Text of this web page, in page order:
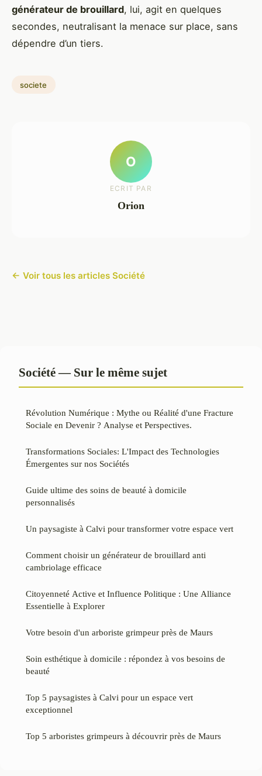
générateur de brouillard, lui, agit en quelques
secondes, neutralisant la menace sur place, sans
dépendre d’un tiers.
societe
O
ECRIT PAR
Orion
← Voir tous les articles Société
Société — Sur le même sujet
Révolution Numérique : Mythe ou Réalité d'une Fracture
Sociale en Devenir ? Analyse et Perspectives.
Transformations Sociales: L'Impact des Technologies
Émergentes sur nos Sociétés
Guide ultime des soins de beauté à domicile
personnalisés
Un paysagiste à Calvi pour transformer votre espace vert
Comment choisir un générateur de brouillard anti
cambriolage efficace
Citoyenneté Active et Influence Politique : Une Alliance
Essentielle à Explorer
Votre besoin d'un arboriste grimpeur près de Maurs
Soin esthétique à domicile : répondez à vos besoins de
beauté
Top 5 paysagistes à Calvi pour un espace vert
exceptionnel
Top 5 arboristes grimpeurs à découvrir près de Maurs